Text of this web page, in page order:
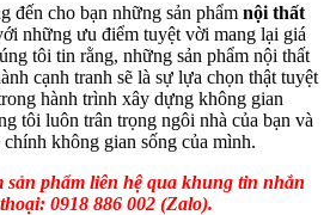
đến cho bạn những sản phẩm nội thất
những ưu điểm tuyệt vời mang lại giá
tôi tin rằng, những sản phẩm nội thất
cạnh tranh sẽ là sự lựa chọn thật tuyệt
hành trình xây dựng không gian
tôi luôn trân trọng ngôi nhà của bạn và
không gian sống của mình.
sản phẩm liên hệ qua khung tin nhắn
0918 886 002 (Zalo).